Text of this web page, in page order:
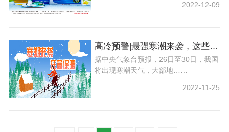
2022-12-09
高冷҈预警|最强寒潮来袭，这些人群要注意防范
据中央气象台预报，26日至30日，我国
将出现寒潮天气，大部地……
2022-11-25